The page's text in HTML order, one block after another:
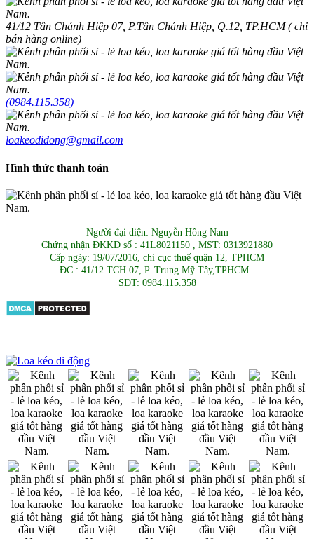
41/12 Tân Chánh Hiệp 07, P.Tân Chánh Hiệp, Q.12, TP.HCM ( chỉ
bán hàng online)
(0984.115.358)
loakeodidong@gmail.com
Hình thức thanh toán
Người đại diện: Nguyễn Hồng Nam
Chứng nhận ĐKKD số : 41L8021150 , MST: 0313921880
Cấp ngày: 19/07/2016, chi cục thuế quận 12, TPHCM
ĐC : 41/12 TCH 07, P. Trung Mỹ Tây,TPHCM .
SĐT: 0984.115.358